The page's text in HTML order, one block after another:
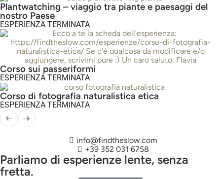
Plantwatching – viaggio tra piante e paesaggi del
nostro Paese
ESPERIENZA TERMINATA
Corso sui passeriformi
ESPERIENZA TERMINATA
Corso di fotografia naturalistica etica
ESPERIENZA TERMINATA
info@findtheslow.com
+39 352 031 6758
Parliamo di esperienze lente, senza
fretta.